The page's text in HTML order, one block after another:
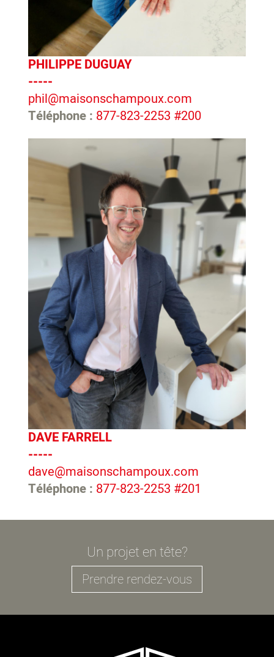
PHILIPPE DUGUAY
-----
phil@maisonschampoux.com
Téléphone : 877-823-2253 #200
DAVE FARRELL
-----
dave@maisonschampoux.com
Téléphone : 877-823-2253 #201
Un projet en tête?
Prendre rendez-vous